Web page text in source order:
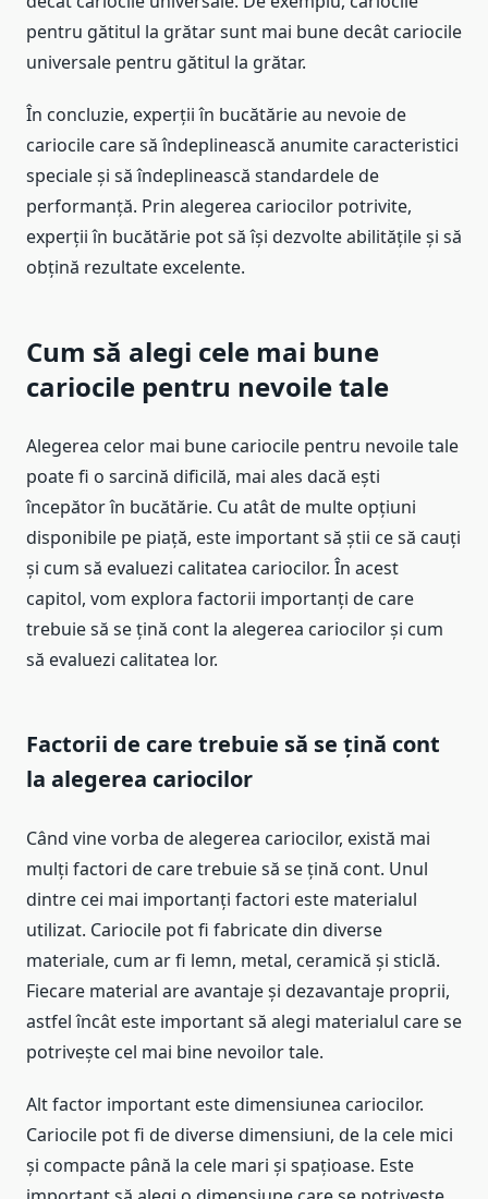
pentru gătitul la grătar sunt mai bune decât cariocile
universale pentru gătitul la grătar.
În concluzie, experții în bucătărie au nevoie de
cariocile care să îndeplinească anumite caracteristici
speciale și să îndeplinească standardele de
performanță. Prin alegerea cariocilor potrivite,
experții în bucătărie pot să își dezvolte abilitățile și să
obțină rezultate excelente.
Cum să alegi cele mai bune
cariocile pentru nevoile tale
Alegerea celor mai bune cariocile pentru nevoile tale
poate fi o sarcină dificilă, mai ales dacă ești
începător în bucătărie. Cu atât de multe opțiuni
disponibile pe piață, este important să știi ce să cauți
și cum să evaluezi calitatea cariocilor. În acest
capitol, vom explora factorii importanți de care
trebuie să se țină cont la alegerea cariocilor și cum
să evaluezi calitatea lor.
Factorii de care trebuie să se țină cont
la alegerea cariocilor
Când vine vorba de alegerea cariocilor, există mai
mulți factori de care trebuie să se țină cont. Unul
dintre cei mai importanți factori este materialul
utilizat. Cariocile pot fi fabricate din diverse
materiale, cum ar fi lemn, metal, ceramică și sticlă.
Fiecare material are avantaje și dezavantaje proprii,
astfel încât este important să alegi materialul care se
potrivește cel mai bine nevoilor tale.
Alt factor important este dimensiunea cariocilor.
Cariocile pot fi de diverse dimensiuni, de la cele mici
și compacte până la cele mari și spațioase. Este